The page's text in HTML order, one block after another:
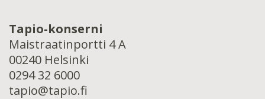
Tapio-konserni
Maistraatinportti 4 A
00240 Helsinki
0294 32 6000
tapio@tapio.fi